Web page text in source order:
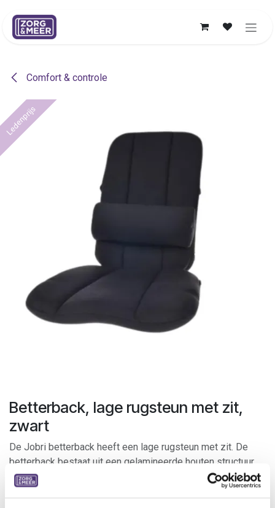
Comfort & controle
Ledenprijs
Betterback, lage rugsteun met zit,
zwart
De Jobri betterback heeft een lage rugsteun met zit. De
betterback bestaat uit een gelamineerde houten structuur
met zachte, duurzame en vlekafstotende hoes. Hij is zeer
licht, handig en plooibaar (+ handvat).